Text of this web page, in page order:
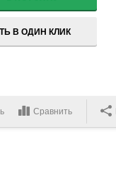
В ОДИН КЛИК
Сравнить